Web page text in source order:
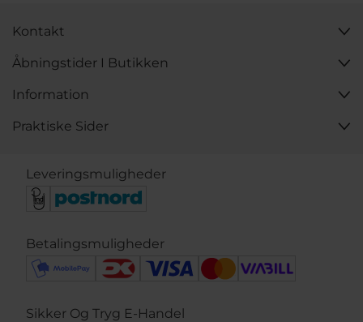
Kontakt
Åbningstider I Butikken
Information
Praktiske Sider
Leveringsmuligheder
Betalingsmuligheder
Sikker Og Tryg E-Handel